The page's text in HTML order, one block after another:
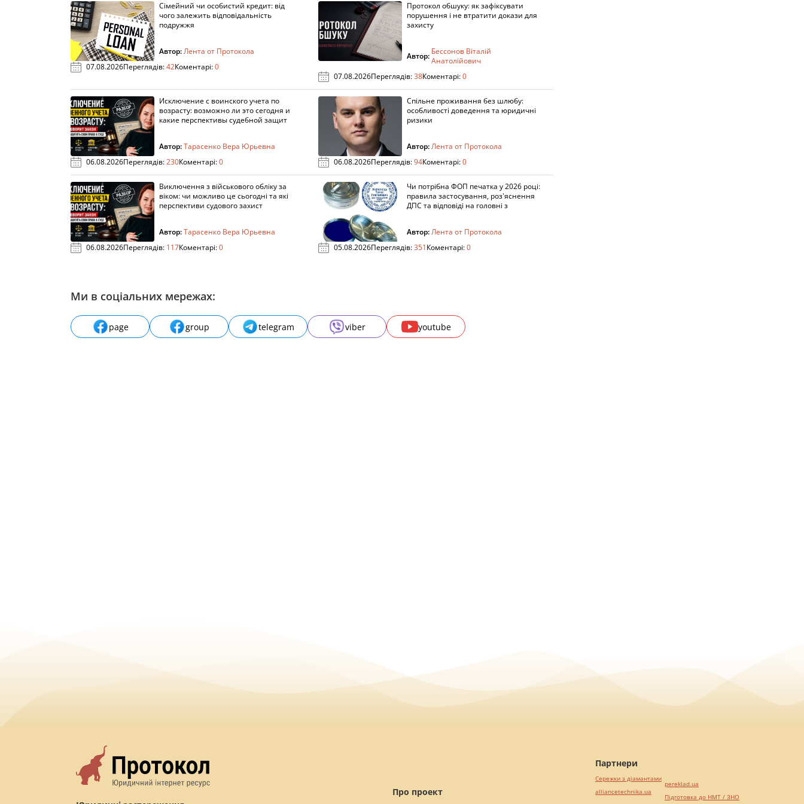
Сімейний чи особистий кредит: від
чого залежить відповідальність
подружжя
Автор:Лента от Протокола
07.08.2026Переглядів:42Коментарі:0
Протокол обшуку: як зафіксувати
порушення і не втратити докази для
захисту
Автор: Бессонов Віталій
Анатолійович
07.08.2026Переглядів:38Коментарі:0
Исключение с воинского учета по
возрасту: возможно ли это сегодня и
какие перспективы судебной защит
Автор:Тарасенко Вера Юрьевна
06.08.2026Переглядів:230Коментарі:0
Спільне проживання без шлюбу:
особливості доведення та юридичні
ризики
Автор:Лента от Протокола
06.08.2026Переглядів:94Коментарі:0
Виключення з військового обліку за
віком: чи можливо це сьогодні та які
перспективи судового захист
Автор:Тарасенко Вера Юрьевна
06.08.2026Переглядів: 117Коментарі:0
Чи потрібна ФОП печатка у 2026 році:
правила застосування, роз'яснення
ДПС та відповіді на головні з
Автор:Лента от Протокола
05.08.2026Переглядів:351Коментарі:0
Ми в соціальних мережах:
page group telegram viber youtube
Про проект
Партнери
Сережки з діамантами
alliancetechnika.ua
pereklad.ua
Підготовка до НМТ / ЗНО